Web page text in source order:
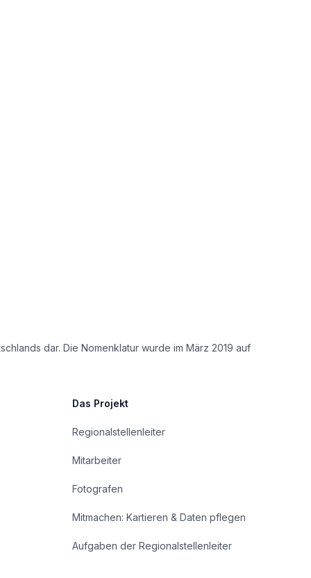
dar. Die Nomenklatur wurde im März 2019 auf
Das Projekt
Regionalstellenleiter
Mitarbeiter
Fotografen
Mitmachen: Kartieren & Daten pflegen
Aufgaben der Regionalstellenleiter